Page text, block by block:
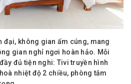
đại, không gian ấm cúng, mang
gian nghỉ ngơi hoàn hảo. Mỗi
đủ tiện nghi: Tivi truyền hình
nhiệt độ 2 chiều, phòng tắm